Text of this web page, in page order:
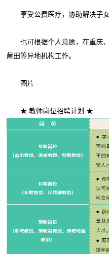
享受公费医疗，协助解决子女
也可根据个人意愿，在重庆、
莆田等异地机构工作。
图片
★ 教师岗位招聘计划 ★